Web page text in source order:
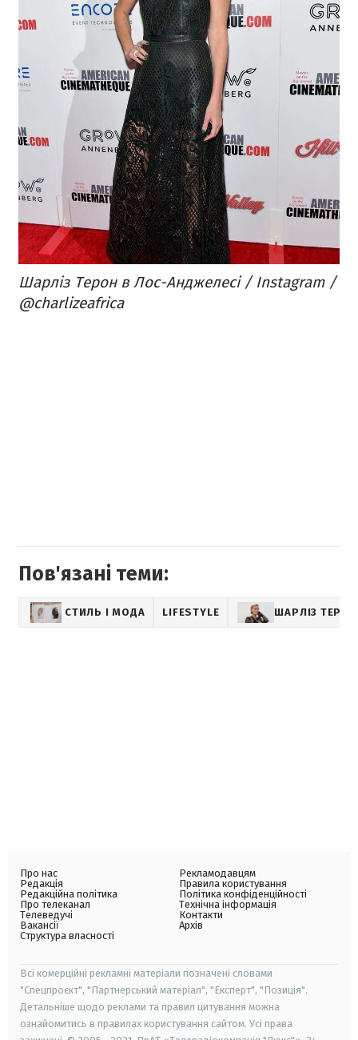
Шарліз Терон в Лос-Анджелесі / Instagram /
@charlizeafrica
Пов'язані теми:
СТИЛЬ І МОДА LIFESTYLE ШАРЛІЗ ТЕРОН
Про нас
Редакція
Редакційна політика
Про телеканал
Телеведучі
Вакансії
Структура власності
Рекламодавцям
Правила користування
Політика конфіденційності
Технічна інформація
Контакти
Архів
Всі комерційні рекламні матеріали позначені словами
"Спецпроєкт", "Партнерський матеріал", "Експерт", "Позиція".
Детальніше щодо реклами та правил цитування можна
ознайомитись в правилах користування сайтом. Усі права